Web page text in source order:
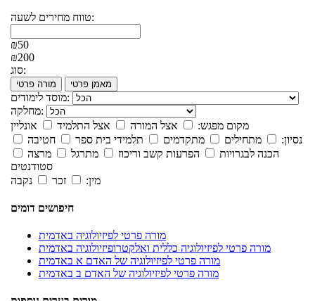
טווח מחירים לשעה:
₪50
₪200
סוג:
מורה פרטי מאמן פרטי
מוסד לימודים:
מחלקה:
מקום מפגש:
אצל המורה אצל התלמיד
אונליין
נסיון:
מתחילים מתקדמים תלמידי בית ספר
חטיבה
הכנה לבגרויות
הפרעות קשב וריכוז מתרגל
מרצה
סטודנטים
מין:
זכר נקבה
חיפושים דומים
מורה פרטי לפיזיולוגיה באדמית
מורה פרטי לפיזיולוגיה כללית ואלקטרופיזיולוגיה באדמית
מורה פרטי לפיזיולוגיה של האדם א באדמית
מורה פרטי לפיזיולוגיה של האדם ב באדמית